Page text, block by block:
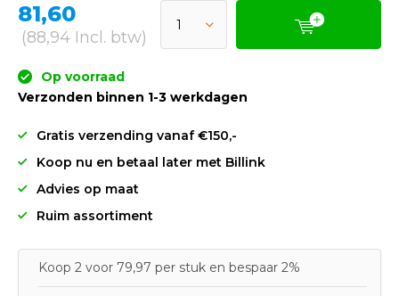
81,60
(88,94 Incl. btw)
Op voorraad
Verzonden binnen 1-3 werkdagen
Gratis verzending vanaf €150,-
Koop nu en betaal later met Billink
Advies op maat
Ruim assortiment
Koop 2 voor 79,97 per stuk en bespaar 2%